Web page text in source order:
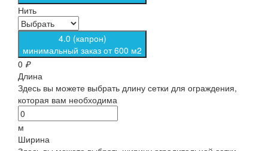
Нить
4.0 (капрон)
минимальный заказ от 600 м2
0 ₽
Длина
Здесь вы можете выбрать длину сетки для ограждения,
которая вам необходима
м
Ширина